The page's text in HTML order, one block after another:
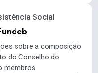
Social
sobre a composição
do Conselho do
membros